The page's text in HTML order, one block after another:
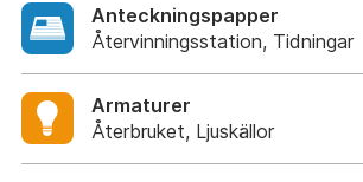
Anteckningspapper
Återvinningsstation, Tidningar
Armaturer
Återbruket, Ljuskällor